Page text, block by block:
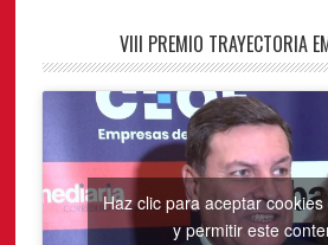
VIII PREMIO TRAYECTORIA
Haz clic para aceptar
y permitir este